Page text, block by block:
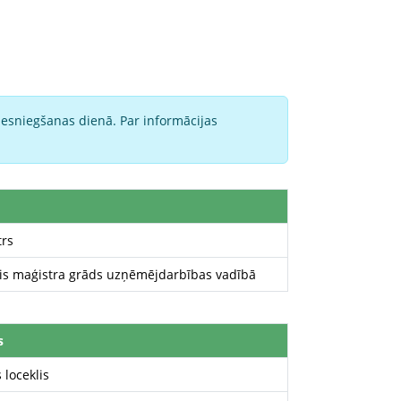
dienā. Par informācijas
maģistra grāds uzņēmējdarbības vadībā
loceklis